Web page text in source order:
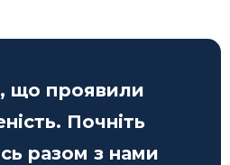
що проявили
Почніть
разом з нами